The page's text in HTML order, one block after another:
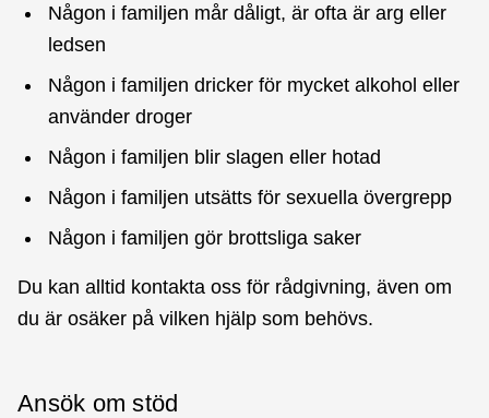
Någon i familjen mår dåligt, är ofta är arg eller
ledsen
Någon i familjen dricker för mycket alkohol eller
använder droger
Någon i familjen blir slagen eller hotad
Någon i familjen utsätts för sexuella övergrepp
Någon i familjen gör brottsliga saker
Du kan alltid kontakta oss för rådgivning, även om
du är osäker på vilken hjälp som behövs.
Ansök om stöd